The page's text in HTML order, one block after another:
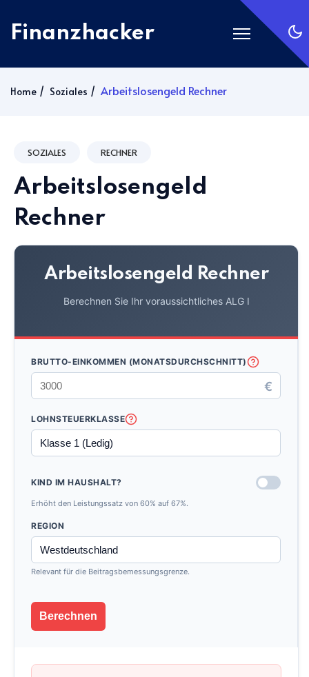
Finanzhacker
Silber
Abonnieren
Home Soziales Arbeitslosengeld Rechner
SOZIALES RECHNER
Arbeitslosengeld
Rechner
Arbeitslosengeld Rechner
Berechnen Sie Ihr voraussichtliches ALG I
BRUTTO-EINKOMMEN (MONATSDURCHSCHNITT)
€
LOHNSTEUERKLASSE
KIND IM HAUSHALT?
Erhöht den Leistungssatz von 60% auf 67%.
REGION
Relevant für die Beitragsbemessungsgrenze.
Berechnen